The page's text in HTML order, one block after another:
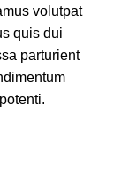
volutpat
quis dui
parturient